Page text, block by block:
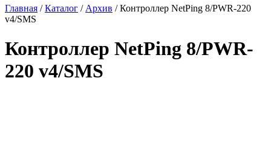
Главная /Каталог / Архив /Контроллер NetPing 8/PWR-220
v4/SMS
Контроллер NetPing 8/PWR-
220 v4/SMS